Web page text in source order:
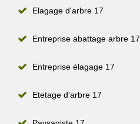
Elagage d'arbre 17
Entreprise abattage arbre 17
Entreprise élagage 17
Etetage d'arbre 17